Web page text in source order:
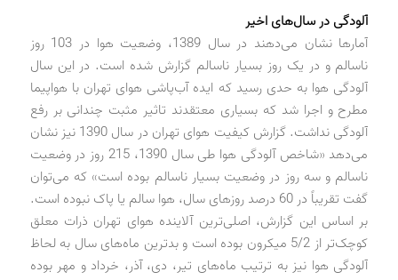
آلودگی در سال‌های اخیر
آمارها نشان می‌دهند در سال 1389، وضعیت هوا در 103 روز
ناسالم و در یک روز بسیار ناسالم گزارش شده است. در این سال
آلودگی هوا به حدی رسید که ایده آب‌پاشی هوای تهران با هواپیما
مطرح و اجرا شد که بسیاری معتقدند تاثیر مثبت چندانی بر رفع
آلودگی نداشت. گزارش کیفیت هوای تهران در سال 1390 نیز نشان
می‌دهد «شاخص آلودگی هوا طی سال 1390، 215 روز در وضعیت
ناسالم و سه روز در وضعیت بسیار ناسالم بوده است» که می‌توان
گفت تقریباً در 60 درصد روزهای سال، هوا سالم یا پاک نبوده است.
بر اساس این گزارش، اصلی‌ترین آلاینده هوای تهران ذرات معلق
کوچک‌تر از 5/2 میکرون بوده است و بدترین ماه‌های سال به لحاظ
آلودگی هوا نیز به ترتیب ماه‌های تیر، دی، آذر، خرداد و مهر بوده